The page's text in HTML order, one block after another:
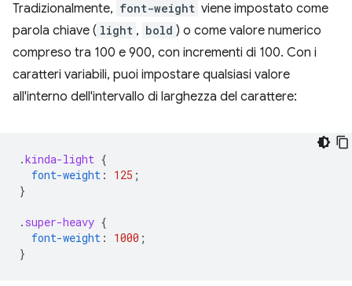
Tradizionalmente, font-weight viene impostato come
parola chiave ( light , bold ) o come valore numerico
compreso tra 100 e 900, con incrementi di 100. Con i
caratteri variabili, puoi impostare qualsiasi valore
all'interno dell'intervallo di larghezza del carattere:
.kinda-light {
font-weight : 125 ;
}
. super-heavy {
font-weight : 1000 ;
}